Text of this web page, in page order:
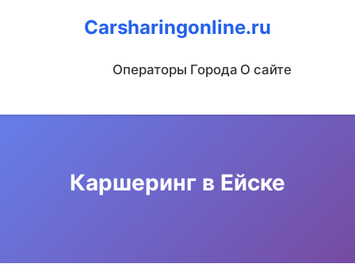
Carsharingonline.ru
Операторы Города О сайте
Каршеринг в Ейске